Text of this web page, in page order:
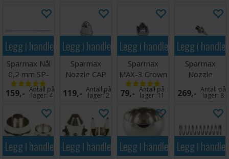
Legg i handlekurven
Sparmax Nål
0,2 mm SP-
20X
159,- Antall på
lager:4
Legg i handlekurven
Sparmax
Nozzle CAP
MAX-3
119,- Antall på
lager:2
Legg i handlekurven
Sparmax
MAX-3 Crown
Cap til 0,3mm
Airgun
79,- Antall på
lager: 11
Legg i
Sparmax
Nozzle
0,20mm SP-
20X
269,- Antall på
lager:8
Legg i handlekurvenLegg i handlekurvenLegg i handlekurven
Legg i